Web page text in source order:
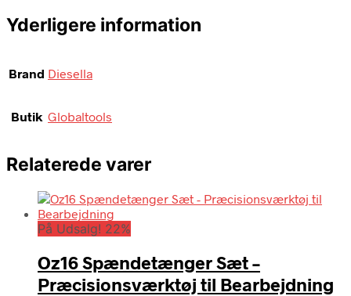
Yderligere information
Brand Diesella
Butik Globaltools
Relaterede varer
På Udsalg! 22%
Oz16 Spændetænger Sæt –
Præcisionsværktøj til Bearbejdning